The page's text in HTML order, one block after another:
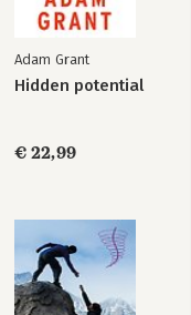
Adam Grant
Hidden potential
€ 22,99